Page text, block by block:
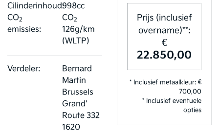
Cilinderinhoud:998cc
CO2
emissies:
CO2
126g/km
(WLTP)
Verdeler:
Bernard
Martin
Brussels
Grand'
Route 332
1620
Prijs (inclusief
overname)**:
€
22.850,00
* Inclusief metaalkleur: €
700,00
* Inclusief eventuele
opties